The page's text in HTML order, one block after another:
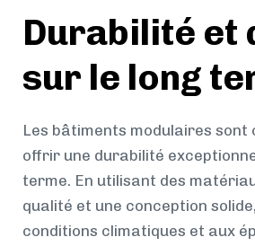
Durabilité et
sur le long
Les bâtiments modulaires sont
offrir une durabilité
terme. En utilisant des
qualité et une conception
conditions climatiques et aux